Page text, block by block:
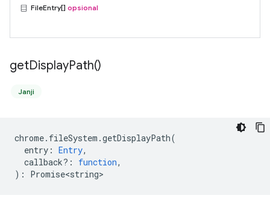
FileEntry[] opsional
getDisplayPath()
Janji
chrome. fileSystem .getDisplayPath(
entry : Entry,
callback? : function,
) : Promise<string>